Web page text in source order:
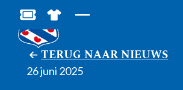
BESTEL JOUW TICKETS
SHOP IN DE FEANSTORE
TERUG NAAR NIEUWS
26 juni 2025